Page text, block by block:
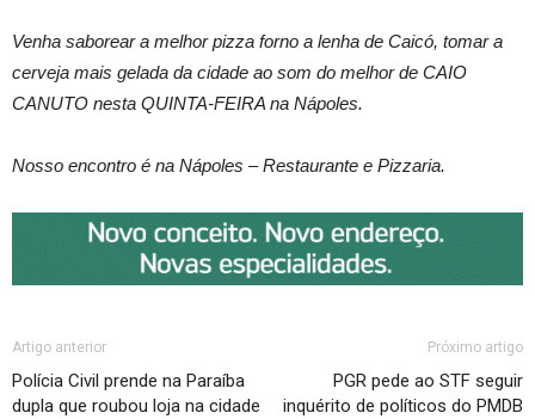
Venha saborear a melhor pizza forno a lenha de Caicó, tomar a
cerveja mais gelada da cidade ao som do melhor de CAIO
CANUTO nesta QUINTA-FEIRA na Nápoles.
Nosso encontro é na Nápoles – Restaurante e Pizzaria.
Artigo anterior
Polícia Civil prende na Paraíba
dupla que roubou loja na cidade
Próximo artigo
PGR pede ao STF seguir
inquérito de políticos do PMDB